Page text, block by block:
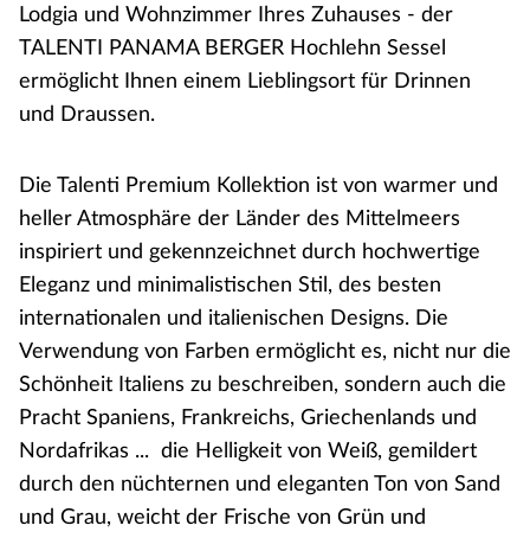
Lodgia und Wohnzimmer Ihres Zuhauses - der
TALENTI PANAMA BERGER Hochlehn Sessel
ermöglicht Ihnen einem Lieblingsort für Drinnen
und Draussen.
Die Talenti Premium Kollektion ist von warmer und
heller Atmosphäre der Länder des Mittelmeers
inspiriert und gekennzeichnet durch hochwertige
Eleganz und minimalistischen Stil, des besten
internationalen und italienischen Designs. Die
Verwendung von Farben ermöglicht es, nicht nur die
Schönheit Italiens zu beschreiben, sondern auch die
Pracht Spaniens, Frankreichs, Griechenlands und
Nordafrikas ... die Helligkeit von Weiß, gemildert
durch den nüchternen und eleganten Ton von Sand
und Grau, weicht der Frische von Grün und